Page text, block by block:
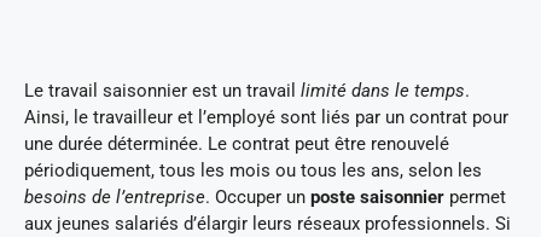
Le travail saisonnier est un travail limité dans le temps.
Ainsi, le travailleur et l’employé sont liés par un contrat pour
une durée déterminée. Le contrat peut être renouvelé
périodiquement, tous les mois ou tous les ans, selon les
besoins de l’entreprise. Occuper un poste saisonnier permet
aux jeunes salariés d’élargir leurs réseaux professionnels. Si